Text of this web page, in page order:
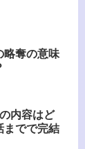
略奪の意味
内容はど
までで完結